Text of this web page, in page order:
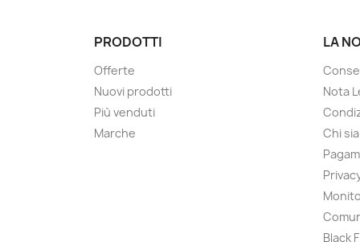
PRODOTTI
Offerte
Nuovi prodotti
Più venduti
Marche
LA
Nota
Chi
Black